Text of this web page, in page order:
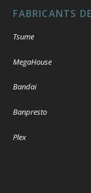
FABRICANTS
Tsume
MegaHouse
Bandai
Banpresto
Plex